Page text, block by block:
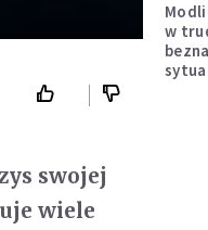
swojej
wiele
w